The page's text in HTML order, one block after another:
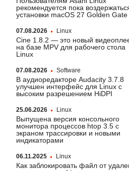
рекомендуется пока
установки macOS 27 Golden Gate
07.08.2026 Linux
Cine 1.8.2 — это новый
на базе MPV для рабочего стола
Linux
07.08.2026 Software
В аудиоредакторе Audacity 3.7.8
улучшен интерфейс для Linux с
высоким разрешением HiDPI
25.06.2026 Linux
Выпущена версия консольного
монитора процессов htop 3.5 с
экраном трассировки и новыми
индикаторами
06.11.2025 Linux
Как заблокировать файл от